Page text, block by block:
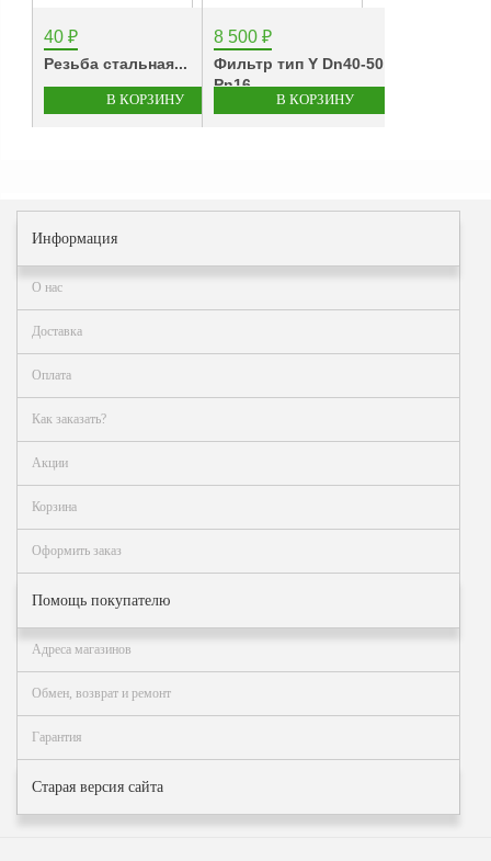
40 ₽
Резьба стальная...
8 500 ₽
Фильтр тип Y Dn40-50
Рn16...
Информация
О нас
Доставка
Оплата
Как заказать?
Акции
Корзина
Оформить заказ
Помощь покупателю
Адреса магазинов
Обмен, возврат и ремонт
Гарантия
Старая версия сайта